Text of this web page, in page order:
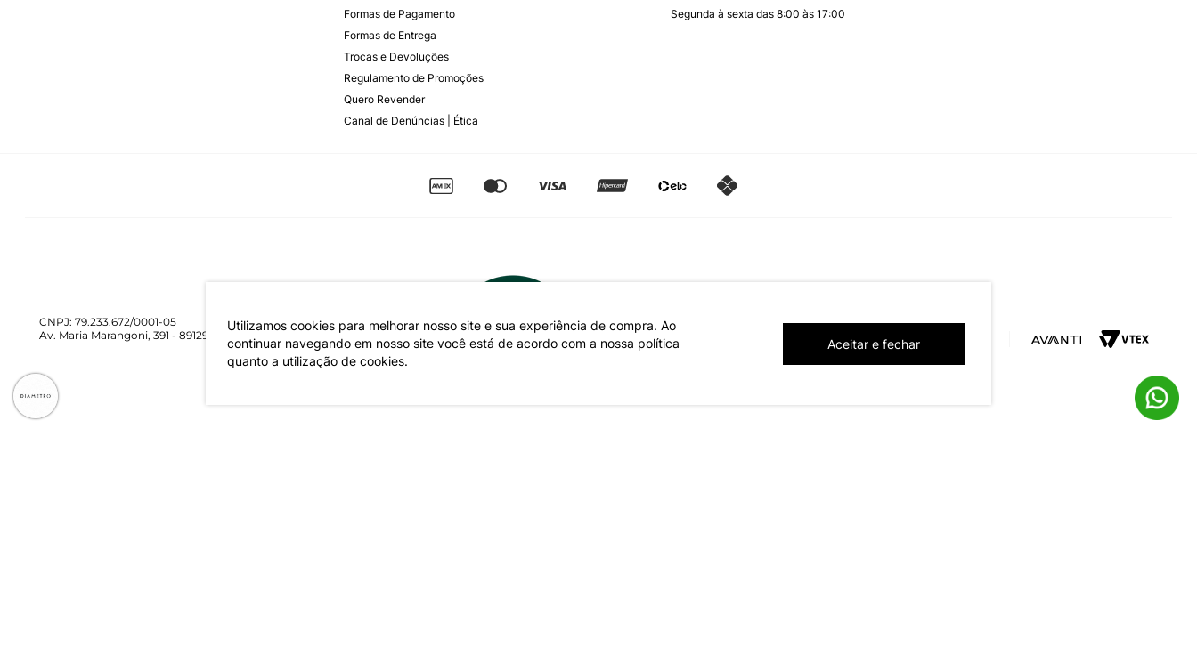
Utilizamos cookies para melhorar nosso site e sua experiência de compra. Ao
continuar navegando em nosso site você está de acordo com a nossa política
quanto a utilização de cookies.
Aceitar e fechar
Formas de Pagamento
Formas de Entrega
Trocas e Devoluções
Regulamento de Promoções
Quero Revender
Canal de Denúncias | Ética
Segunda à sexta das 8:00 às 17:00
CNPJ: 79.233.672/0001-05
Av. Maria Marangoni, 391 - 89129-080 - Luiz Alves - SC